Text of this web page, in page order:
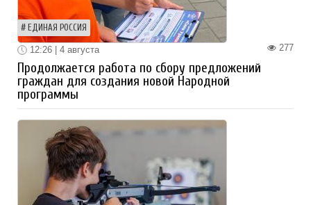
ЕДИНАЯ РОССИЯ
277
12:26 | 4 августа
Продолжается работа по сбору предложений
граждан для создания новой Народной
программы